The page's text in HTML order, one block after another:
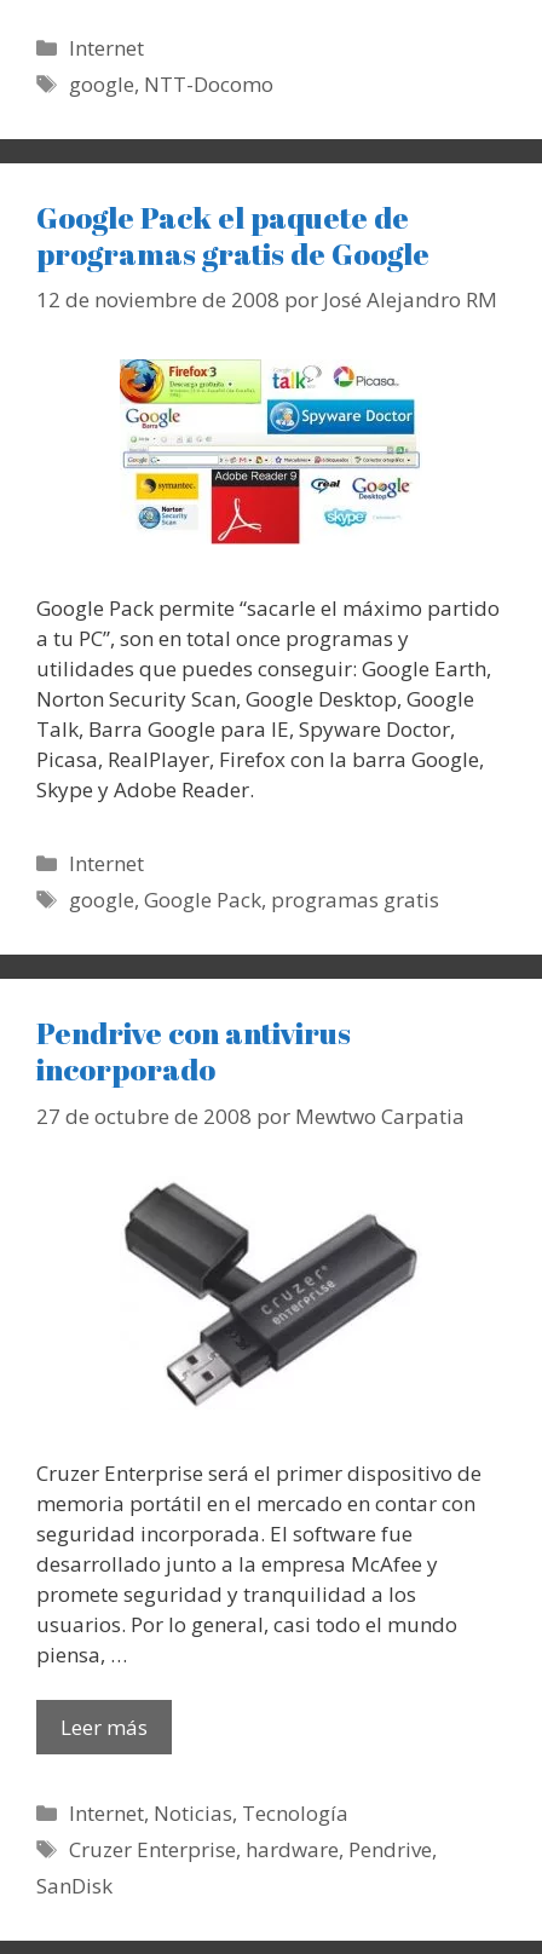
Categorías
Internet
Etiquetas
google, NTT-Docomo
Google Pack el paquete de
programas gratis de Google
12 de noviembre de 2008 por José Alejandro RM
Google Pack permite “sacarle el máximo partido
a tu PC”, son en total once programas y
utilidades que puedes conseguir: Google Earth,
Norton Security Scan, Google Desktop, Google
Talk, Barra Google para IE, Spyware Doctor,
Picasa, RealPlayer, Firefox con la barra Google,
Skype y Adobe Reader.
Categorías
Internet
Etiquetas
google,Google Pack, programas gratis
Pendrive con antivirus
incorporado
27 de octubre de 2008 por Mewtwo Carpatia
Cruzer Enterprise será el primer dispositivo de
memoria portátil en el mercado en contar con
seguridad incorporada. El software fue
desarrollado junto a la empresa McAfee y
promete seguridad y tranquilidad a los
usuarios. Por lo general, casi todo el mundo
piensa, …
Leer más
Categorías
Internet, Noticias, Tecnología
Etiquetas
Cruzer Enterprise, hardware, Pendrive,
SanDisk